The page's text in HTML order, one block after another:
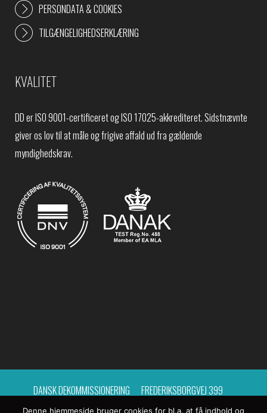
PERSONDATA & COOKIES
TILGÆNGELIGHEDSERKLÆRING
KVALITET
DD er ISO 9001-certificeret og ISO 17025-akkrediteret. Sidstnævnte
giver os lov til at måle og frigive affald ud fra gældende
myndighedskrav.
DANSK DEKOMMISSIONERING
FREDERIKSBORGVEJ 399
Denne hjemmeside bruger cookies for bl.a. at få indhold og